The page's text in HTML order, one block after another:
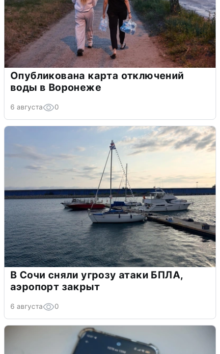
Опубликована карта отключений
воды в Воронеже
6 августа 0
В Сочи сняли угрозу атаки БПЛА,
аэропорт закрыт
6 августа 0